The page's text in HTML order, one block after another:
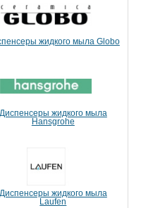
жидкого мыла Globo
Диспенсеры жидкого мыла
Hansgrohe
Диспенсеры жидкого мыла
Laufen